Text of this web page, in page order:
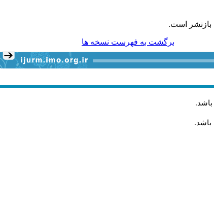
بازنشر است.
برگشت به فهرست نسخه ها
.
باشد.